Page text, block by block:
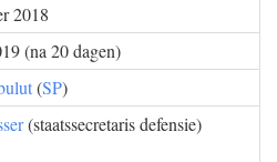
2018
(na 20 dagen)
(SP)
(staatssecretaris defensie)